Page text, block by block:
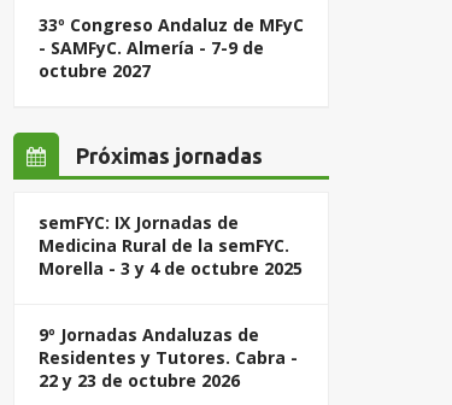
33º Congreso Andaluz de MFyC
- SAMFyC. Almería - 7-9 de
octubre 2027
Próximas jornadas
semFYC: IX Jornadas de
Medicina Rural de la semFYC.
Morella - 3 y 4 de octubre 2025
9º Jornadas Andaluzas de
Residentes y Tutores. Cabra -
22 y 23 de octubre 2026